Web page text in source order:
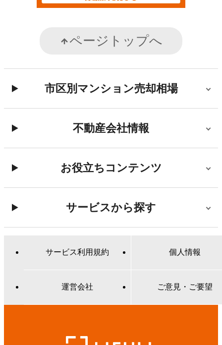
ページトップへ
市区別マンション売却相場
不動産会社情報
お役立ちコンテンツ
サービスから探す
サービス利用規約 個人情報
運営会社 ご意見・ご要望